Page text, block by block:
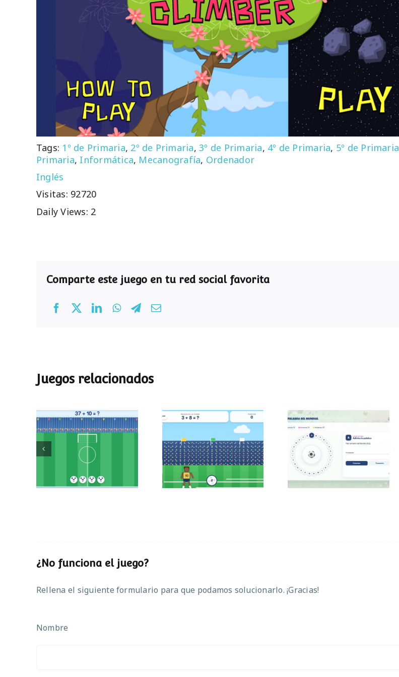
Tags: 1º de Primaria, 2º de Primaria,3º de Primaria, 4º de Primaria, 5º de Primaria
Primaria, Informática, Mecanografía, Ordenador
Inglés
Visitas: 92720
Daily Views: 2
Comparte este juego en tu red social favorita
Juegos relacionados
Mundial de
operaciones
Partido de sumas
Pasapalabra del
Mundial
¿No funciona el juego?
Rellena el siguiente formulario para que podamos solucionarlo. ¡Gracias!
Nombre